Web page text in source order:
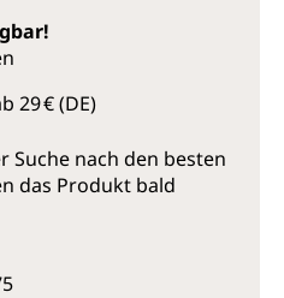
29 € (DE)
Suche nach den besten
das Produkt bald